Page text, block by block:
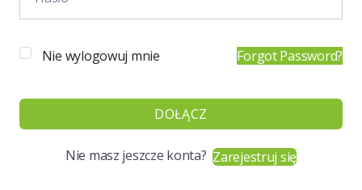
Nie wylogowuj mnie Forgot Password?
DOŁĄCZ
Nie masz jeszcze konta?Zarejestruj się